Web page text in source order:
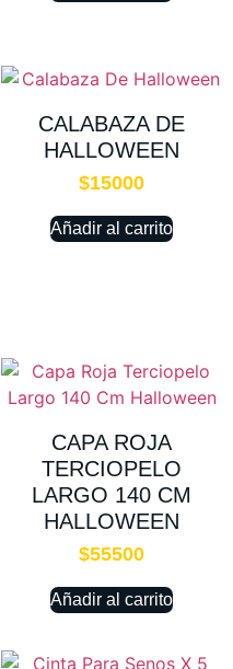
CALABAZA DE
HALLOWEEN
$15000
Añadir al carrito
CAPA ROJA
TERCIOPELO
LARGO 140 CM
HALLOWEEN
$55500
Añadir al carrito